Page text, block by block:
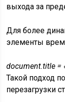
выхода за
Для более
элементы
document.title =
Такой подход
перезагрузки